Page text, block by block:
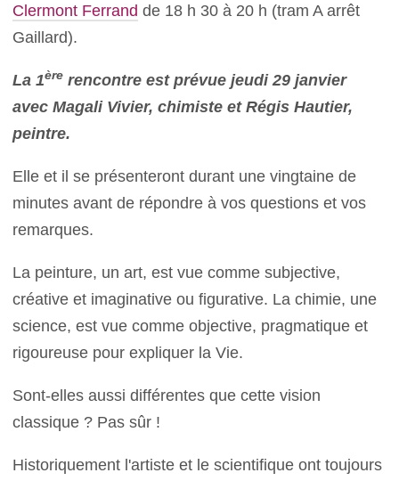
Clermont Ferrand de 18 h 30 à 20 h (tram A arrêt
Gaillard).
La 1ère rencontre est prévue jeudi 29 janvier
avec Magali Vivier, chimiste et Régis Hautier,
peintre.
Elle et il se présenteront durant une vingtaine de
minutes avant de répondre à vos questions et vos
remarques.
La peinture, un art, est vue comme subjective,
créative et imaginative ou figurative. La chimie, une
science, est vue comme objective, pragmatique et
rigoureuse pour expliquer la Vie.
Sont-elles aussi différentes que cette vision
classique ? Pas sûr !
Historiquement l'artiste et le scientifique ont toujours